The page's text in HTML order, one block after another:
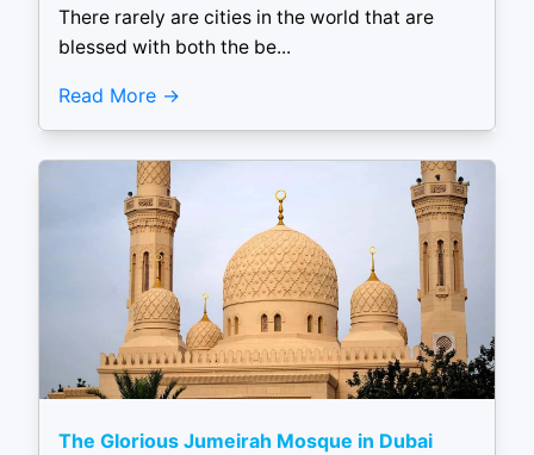
There rarely are cities in the world that are
blessed with both the be...
Read More
The Glorious Jumeirah Mosque in Dubai